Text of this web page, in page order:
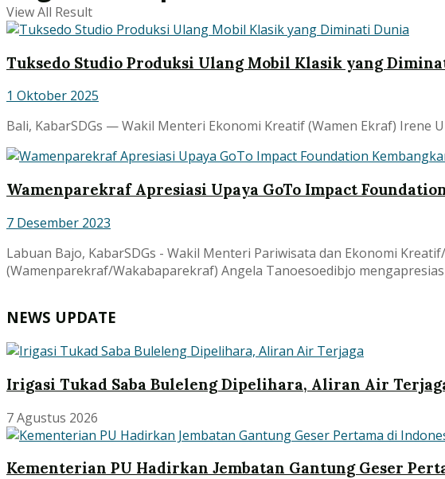
View All Result
Tuksedo Studio Produksi Ulang Mobil Klasik yang
1 Oktober 2025
Bali, KabarSDGs — Wakil Menteri Ekonomi Kreatif (Wamen Ekraf) Irene
Wamenparekraf Apresiasi Upaya GoTo Impact
7 Desember 2023
Labuan Bajo, KabarSDGs - Wakil Menteri Pariwisata dan Ekonomi
(Wamenparekraf/Wakabaparekraf) Angela Tanoesoedibjo
NEWS UPDATE
Irigasi Tukad Saba Buleleng Dipelihara, Aliran Air
7 Agustus 2026
Kementerian PU Hadirkan Jembatan Gantung Geser